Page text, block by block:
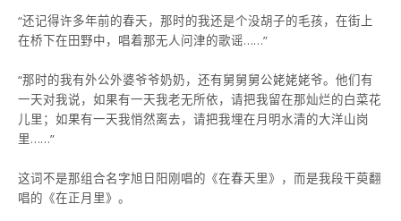
“还记得许多年前的春天，那时的我还是个没胡子的毛孩，在街上
在桥下在田野中，唱着那无人问津的歌谣……”
“那时的我有外公外婆爷爷奶奶，还有舅舅舅公姥姥姥爷。他们有
一天对我说，如果有一天我老无所依，请把我留在那灿烂的白菜花
儿里；如果有一天我悄然离去，请把我埋在月明水清的大洋山岗
里……”
这词不是那组合名字旭日阳刚唱的《在春天里》，而是我段干萸翻
唱的《在正月里》。